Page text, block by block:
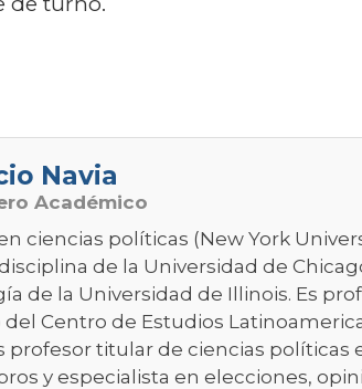
Navia
Académico
ciencias políticas (New York
de la Universidad de
de la Universidad de Illinois. Es
Centro de Estudios
profesor titular de ciencias políticas
y especialista en elecciones,